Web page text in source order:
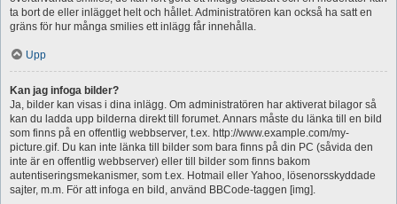
ta bort de eller inlägget helt och hållet. Administratören kan också ha satt en
gräns för hur många smilies ett inlägg får innehålla.
Upp
Kan jag infoga bilder?
Ja, bilder kan visas i dina inlägg. Om administratören har aktiverat bilagor så
kan du ladda upp bilderna direkt till forumet. Annars måste du länka till en bild
som finns på en offentlig webbserver, t.ex. http://www.example.com/my-
picture.gif. Du kan inte länka till bilder som bara finns på din PC (såvida den
inte är en offentlig webbserver) eller till bilder som finns bakom
autentiseringsmekanismer, som t.ex. Hotmail eller Yahoo, lösenorsskyddade
sajter, m.m. För att infoga en bild, använd BBCode-taggen [img].